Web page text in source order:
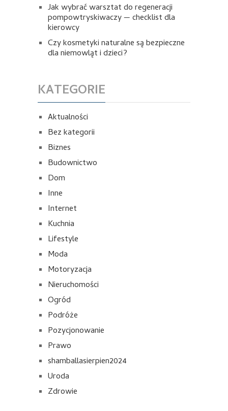
Jak wybrać warsztat do regeneracji
pompowtryskiwaczy — checklist dla
kierowcy
Czy kosmetyki naturalne są bezpieczne
dla niemowląt i dzieci?
KATEGORIE
Aktualności
Bez kategorii
Biznes
Budownictwo
Dom
Inne
Internet
Kuchnia
Lifestyle
Moda
Motoryzacja
Nieruchomości
Ogród
Podróże
Pozycjonowanie
Prawo
shamballasierpien2024
Uroda
Zdrowie